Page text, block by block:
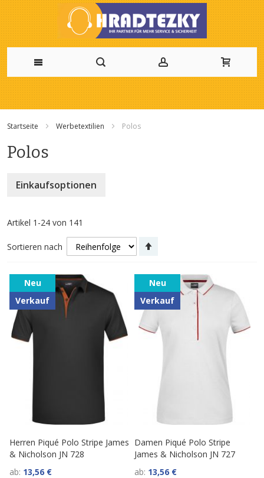
Zum
Startseite Werbetextilien Polos
Polos
Artikel 1 -24 von 141
Sortieren nach
Neu
Verkauf
Herren Piqué Polo Stripe James
& Nicholson JN 728
ab 13,56 €
Neu
Verkauf
Damen Piqué Polo Stripe
James & Nicholson JN 727
ab 13,56 €
Einkaufsoptionen